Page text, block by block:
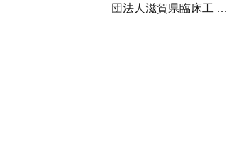
団法人滋賀県臨床工 …